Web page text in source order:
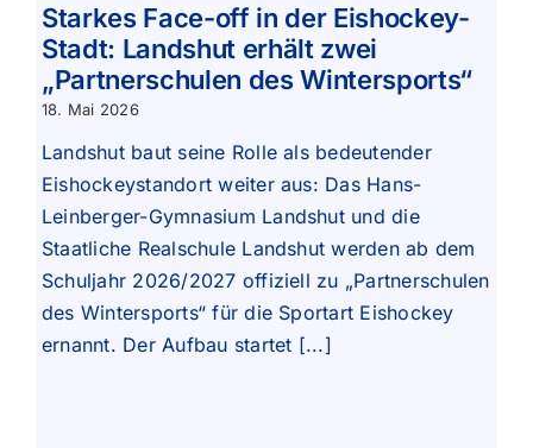
Starkes Face-off in der Eishockey-
Stadt: Landshut erhält zwei
„Partnerschulen des Wintersports“
18. Mai 2026
Landshut baut seine Rolle als bedeutender
Eishockeystandort weiter aus: Das Hans-
Leinberger-Gymnasium Landshut und die
Staatliche Realschule Landshut werden ab dem
Schuljahr 2026/2027 offiziell zu „Partnerschulen
des Wintersports“ für die Sportart Eishockey
ernannt. Der Aufbau startet [...]